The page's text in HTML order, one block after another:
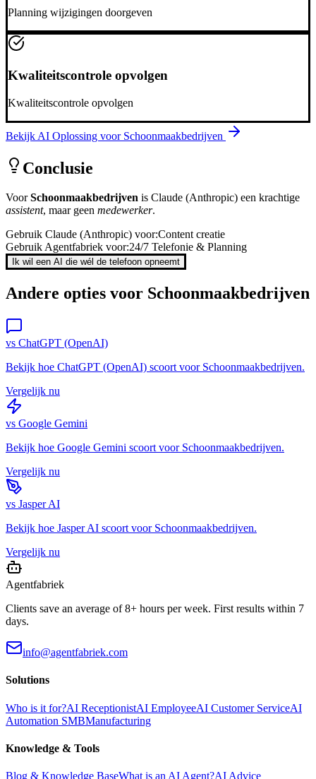
Planning wijzigingen doorgeven
Kwaliteitscontrole opvolgen
Kwaliteitscontrole opvolgen
Bekijk AI Oplossing voor Schoonmaakbedrijven
Conclusie
VoorSchoonmaakbedrijven is Claude (Anthropic) een krachtige
assistent, maar geen medewerker.
Gebruik Claude (Anthropic) voor:Content creatie
Gebruik Agentfabriek voor:24/7 Telefonie & Planning
Ik wil een AI die wél de telefoon opneemt
Andere opties voor Schoonmaakbedrijven
vs ChatGPT (OpenAI)
Bekijk hoe ChatGPT (OpenAI) scoort voor Schoonmaakbedrijven.
Vergelijk nu
vs Google Gemini
Bekijk hoe Google Gemini scoort voor Schoonmaakbedrijven.
Vergelijk nu
vs Jasper AI
Bekijk hoe Jasper AI scoort voor Schoonmaakbedrijven.
Vergelijk nu
Agentfabriek
Clients save an average of 8+ hours per week. First results within 7
days.
info@agentfabriek.com
Solutions
Who is it for?AI ReceptionistAI EmployeeAI Customer ServiceAI
Automation SMBManufacturing
Knowledge & Tools
Blog & Knowledge BaseWhat is an AI Agent?AI Advice